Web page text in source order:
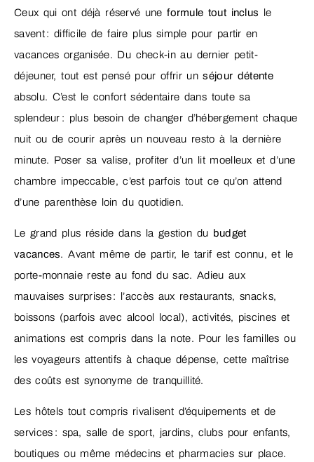
Ceux qui ont déjà réservé uneformule tout inclus le
savent : difficile de faire plus simple pour partir en
vacances organisée. Du check-in au dernier petit-
déjeuner, tout est pensé pour offrir unséjour détente
absolu. C’est le confort sédentaire dans toute sa
splendeur : plus besoin de changer d’hébergement chaque
nuit ou de courir après un nouveau resto à la dernière
minute. Poser sa valise, profiter d’un lit moelleux et d’une
chambre impeccable, c’est parfois tout ce qu’on attend
d’une parenthèse loin du quotidien.
Le grand plus réside dans la gestion du budget
vacances. Avant même de partir, le tarif est connu, et le
porte-monnaie reste au fond du sac. Adieu aux
mauvaises surprises : l’accès aux restaurants, snacks,
boissons (parfois avec alcool local), activités, piscines et
animations est compris dans la note. Pour les familles ou
les voyageurs attentifs à chaque dépense, cette maîtrise
des coûts est synonyme de tranquillité.
Les hôtels tout compris rivalisent d’équipements et de
services : spa, salle de sport, jardins, clubs pour enfants,
boutiques ou même médecins et pharmacies sur place.